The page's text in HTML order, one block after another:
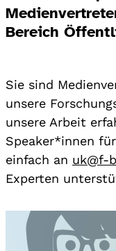
Bereich
Sie sind
unsere
unsere Arbeit
Speaker*innen
einfach an uk@f-
Experten